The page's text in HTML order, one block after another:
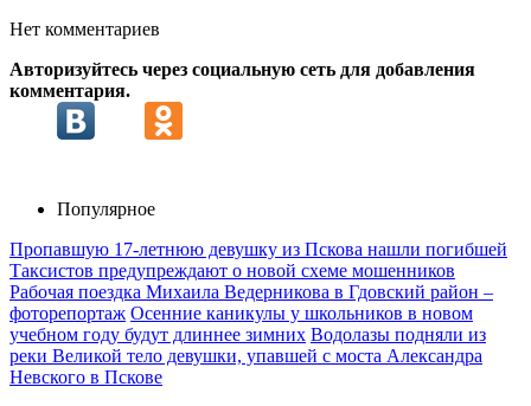
Нет комментариев
Авторизуйтесь через социальную сеть для добавления
комментария.
Популярное
Пропавшую 17-летнюю девушку из Пскова нашли погибшей
Таксистов предупреждают о новой схеме мошенников
Рабочая поездка Михаила Ведерникова в Гдовский район –
фоторепортаж Осенние каникулы у школьников в новом
учебном году будут длиннее зимних Водолазы подняли из
реки Великой тело девушки, упавшей с моста Александра
Невского в Пскове